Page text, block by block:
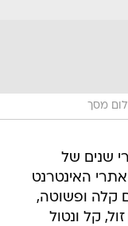
מסך
שנים של
האינטרנט
קלה ופשוטה,
קל ונטול